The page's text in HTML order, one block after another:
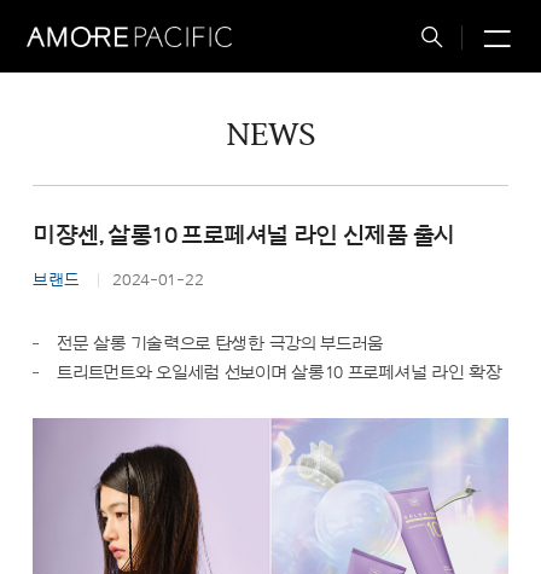
Total
NEWS
미쟝센, 살롱10 프로페셔널 라인 신제품 출시
브랜드 2024-01-22
전문 살롱 기술력으로 탄생한 극강의 부드러움
트리트먼트와 오일세럼 선보이며 살롱10 프로페셔널 라인 확장